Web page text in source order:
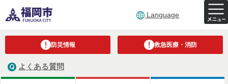
Language
防災情報 救急医療・消防
よくある質問